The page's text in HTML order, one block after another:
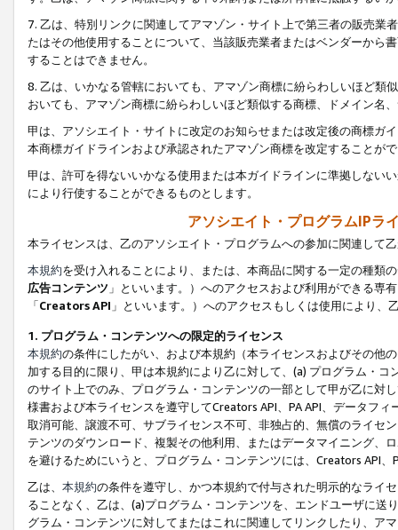
7. 乙は、特別リンクに関連してアマゾン・サイト上で第三者の販売
たはその他使用することについて、当該販売業者またはベンダーから
することはできません。
8. 乙は、いかなる管轄においても、アマゾン商標に紛らわしいほど類
おいても、アマゾン商標に紛らわしいほど類似する商標、ドメイン名
甲は、アソシエイト・サイトに改定のお知らせまたは改定後の商標ガ
本商標ガイドラインおよび承認されたアマゾン商標を改定することが
甲は、許可を得ないいかなる使用または本ガイドラインに準拠しない
により行使することができるものとします。
アソシエイト・プログラムIPラ
本ライセンスは、乙のアソシエイト・プログラムへの参加に関連して
本規約を受け入れることにより、または、本商品に関する一定の種類
広告コンテンツ 」といいます。）へのアクセスおよび利用ができる専
「Creators API 」といいます。）へのアクセスもしくは使用により
1. プログラム・コンテンツへの限定的ライセンス
本規約の条件にしたがい、および本規約（本ライセンスおよびその他
加する目的に限り、甲は本規約により乙に対して、(a) プログラム・
のサイト上でのみ、プログラム・コンテンツの一部として甲が乙に対
様書および本ライセンスを遵守してCreators API、PA API、データフ
取消可能、譲渡不可、サブライセンス不可、非独占的、無償のライセ
テンツのダウンロード、複製その他利用、またはデータマイニング、
を避けるためにいうと、プログラム・コンテンツには、Creators API
乙は、 本規約の条件を遵守し、かつ本規約で付与された明示的なライ
ることなく、乙は、(a)プログラム・コンテンツを、エンドユーザに
グラム・コンテンツに対してまたはこれに関連してリンクしたり、ア